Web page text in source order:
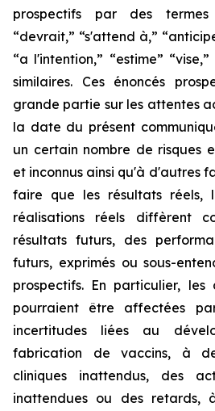
prospectifs par des termes
“devrait,” “s'attend à,”
“a l'intention,” “estime”
similaires. Ces énoncés
grande partie sur les attentes
la date du présent
un certain nombre de risques
et inconnus ainsi qu'à d'autres
faire que les résultats réels,
réalisations réels diffèrent
résultats futurs, des
futurs, exprimés ou sous-
prospectifs. En particulier,
pourraient être affectées
incertitudes liées au
fabrication de vaccins, à
cliniques inattendus, des
inattendues ou des retards,